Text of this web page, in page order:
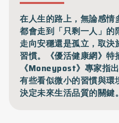
在人生的路上，無論感情
都會走到「只剩一人」的
走向安穩還是孤立，取
習慣。《優活健康網》特
《Moneypost》專家指
有些看似微小的習慣與環
決定未來生活品質的關鍵。